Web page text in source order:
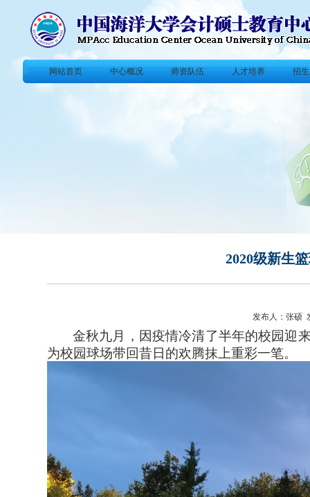
网站首页 中心概况 师资队伍 人才培养 招
2020级新生
发布人：张硕
金秋九月，因疫情冷清了半年的校园迎
为校园球场带回昔日的欢腾抹上重彩一笔。